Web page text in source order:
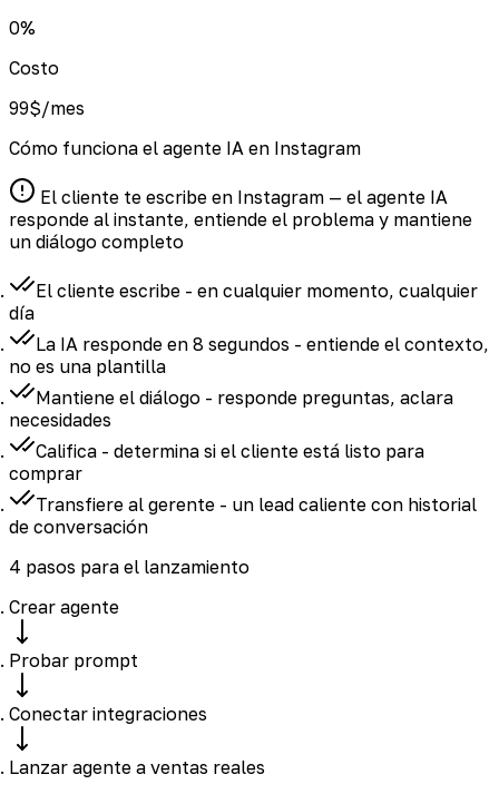
0%
Costo
99$/mes
Cómo funciona el agente IA en Instagram
El cliente te escribe en Instagram — el agente IA
responde al instante, entiende el problema y mantiene
un diálogo completo
El cliente escribe - en cualquier momento, cualquier
día
La IA responde en 8 segundos - entiende el contexto,
no es una plantilla
Mantiene el diálogo - responde preguntas, aclara
necesidades
Califica - determina si el cliente está listo para
comprar
Transfiere al gerente - un lead caliente con historial
de conversación
4 pasos para el lanzamiento
Crear agente
Probar prompt
Conectar integraciones
Lanzar agente a ventas reales